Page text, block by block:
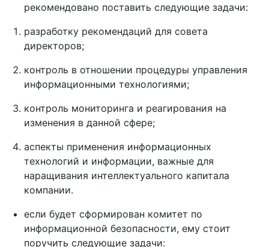
рекомендовано поставить следующие задачи:
разработку рекомендаций для совета
директоров;
контроль в отношении процедуры управления
информационными технологиями;
контроль мониторинга и реагирования на
изменения в данной сфере;
аспекты применения информационных
технологий и информации, важные для
наращивания интеллектуального капитала
компании.
если будет сформирован комитет по
информационной безопасности, ему стоит
поручить следующие задачи: